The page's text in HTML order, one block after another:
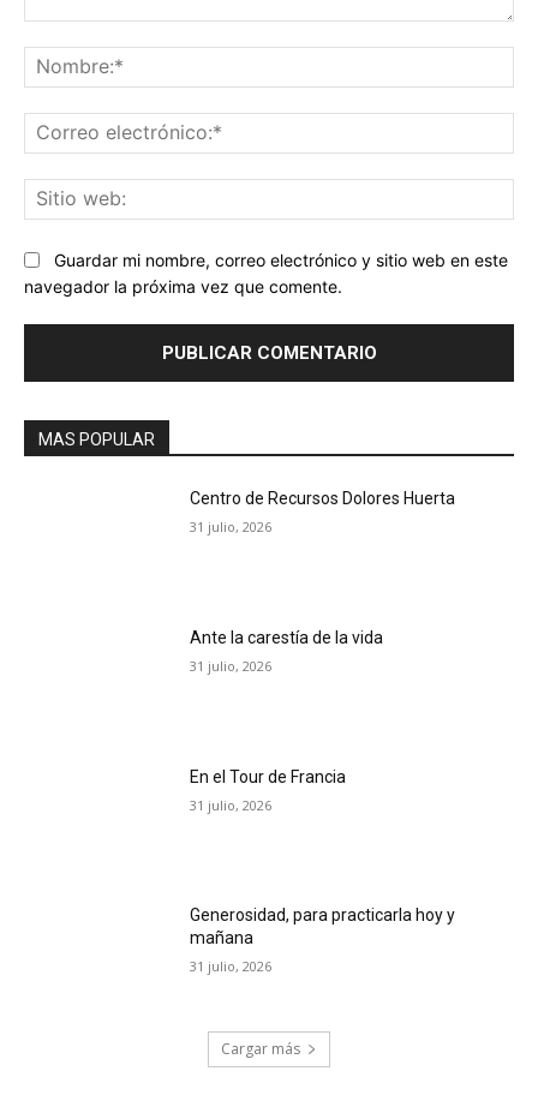
Guardar mi nombre, correo electrónico y sitio web en este
navegador la próxima vez que comente.
MAS POPULAR
Centro de Recursos Dolores Huerta
31 julio, 2026
Ante la carestía de la vida
31 julio, 2026
En el Tour de Francia
31 julio, 2026
Generosidad, para practicarla hoy y
mañana
31 julio, 2026
Cargar más